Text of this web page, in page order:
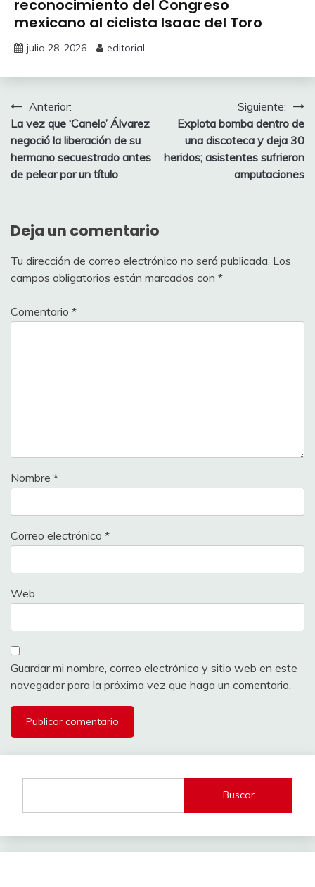
reconocimiento del Congreso
mexicano al ciclista Isaac del Toro
julio 28, 2026 editorial
Navegación
de
entradas
Anterior:
La vez que ‘Canelo’ Álvarez
negoció la liberación de su
hermano secuestrado antes
de pelear por un título
Siguiente:
Explota bomba dentro de
una discoteca y deja 30
heridos; asistentes sufrieron
amputaciones
Deja un comentario
Tu dirección de correo electrónico no será publicada. Los
campos obligatorios están marcados con *
Comentario *
Nombre *
Correo electrónico *
Web
Guardar mi nombre, correo electrónico y sitio web en este
navegador para la próxima vez que haga un comentario.
Buscar